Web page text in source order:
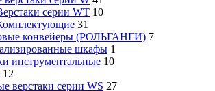
серии WT 10
31
конвейеры (РОЛЬГАНГИ) 7
шкафы 1
инструментальные 10
12
верстаки серии WS 27